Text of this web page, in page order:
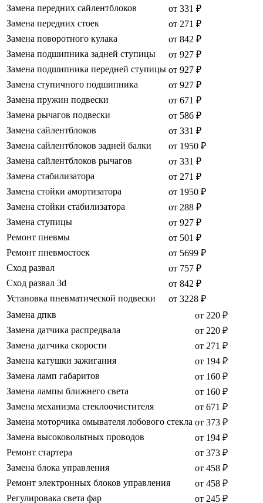
Замена передних сайлентблоков
от 331 ₽
Замена передних стоек
от 271 ₽
Замена поворотного кулака
от 842 ₽
Замена подшипника задней ступицы
от 927 ₽
Замена подшипника передней ступицы от 927 ₽
Замена ступичного подшипника
от 927 ₽
Замена пружин подвески
от 671 ₽
Замена рычагов подвески
от 586 ₽
Замена сайлентблоков
от 331 ₽
Замена сайлентблоков задней балки
от 1950 ₽
Замена сайлентблоков рычагов
от 331 ₽
Замена стабилизатора
от 271 ₽
Замена стойки амортизатора
от 1950 ₽
Замена стойки стабилизатора
от 288 ₽
Замена ступицы
от 927 ₽
Ремонт пневмы
от 501 ₽
Ремонт пневмостоек
от 5699 ₽
Сход развал
от 757 ₽
Сход развал 3d
от 842 ₽
Установка пневматической подвески
от 3228 ₽
Замена дпкв
от 220 ₽
Замена датчика распредвала
от 220 ₽
Замена датчика скорости
от 271 ₽
Замена катушки зажигания
от 194 ₽
Замена ламп габаритов
от 160 ₽
Замена лампы ближнего света
от 160 ₽
Замена механизма стеклоочистителя
от 671 ₽
Замена моторчика омывателя лобового стекла от 373 ₽
Замена высоковольтных проводов
от 194 ₽
Ремонт стартера
от 373 ₽
Замена блока управления
от 458 ₽
Ремонт электронных блоков управления
от 458 ₽
Регулировака света фар
от 245 ₽